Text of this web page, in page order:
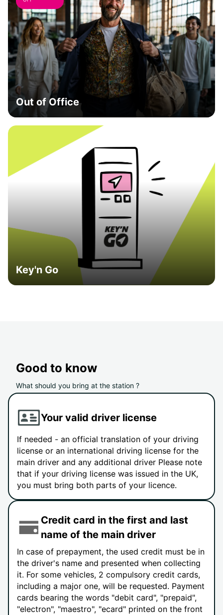
Out of Office
Key'n Go
Good to know
What should you bring at the station ?
Your valid driver license
If needed - an official translation of your driving
license or an international driving license for the
main driver and any additional driver Please note
that if your driving license was issued in the UK,
you must bring both parts of your licence.
Credit card in the first and last
name of the main driver
In case of prepayment, the used credit must be in
the driver's name and presented when collecting
it. For some vehicles, 2 compulsory credit cards,
including a major one, will be requested. Payment
cards bearing the words "debit card", "prepaid",
"electron", "maestro", "ecard" printed on the front